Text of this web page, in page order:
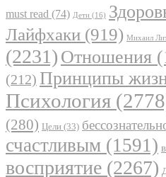
must read (74) Дети (16)
Лайфхаки (919) Михаил
(2231) Отношения
(212) Принципы
Психология
(280) Цели (33)
счастливым (1591)
восприятие (2267)